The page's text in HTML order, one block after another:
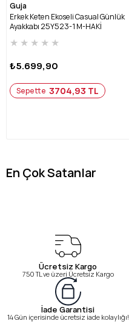
Guja
Erkek Keten Ekoseli Casual Günlük
Ayakkabı 25Y523-1 M-HAKİ
★ ★ ★ ★ ★
₺5.699,90
Sepette 3704,93 TL
En Çok Satanlar
Ücretsiz Kargo
750 TL ve üzeri Ücretsiz Kargo
İade Garantisi
14 Gün içerisinde ücretsiz iade kolaylığı!